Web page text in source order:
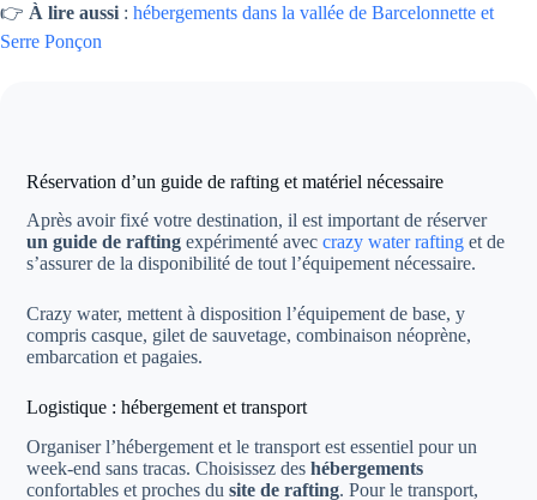
👉 À lire aussi : hébergements dans la vallée de Barcelonnette et
Serre Ponçon
Réservation d’un guide de rafting et matériel nécessaire
Après avoir fixé votre destination, il est important de réserver
un guide de rafting expérimenté aveccrazy water rafting et de
s’assurer de la disponibilité de tout l’équipement nécessaire.
Crazy water, mettent à disposition l’équipement de base, y
compris casque, gilet de sauvetage, combinaison néoprène,
embarcation et pagaies.
Logistique : hébergement et transport
Organiser l’hébergement et le transport est essentiel pour un
week-end sans tracas. Choisissez deshébergements
confortables et proches dusite de rafting. Pour le transport,